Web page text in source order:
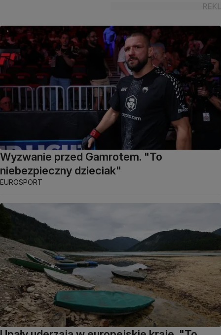
Wyzwanie przed Gamrotem. "To
niebezpieczny dzieciak"
EUROSPORT